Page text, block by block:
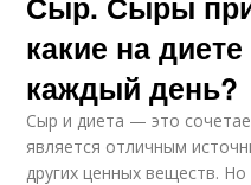
какие на
каждый день?
Сыр и диета — это
является отличным
других ценных веществ.